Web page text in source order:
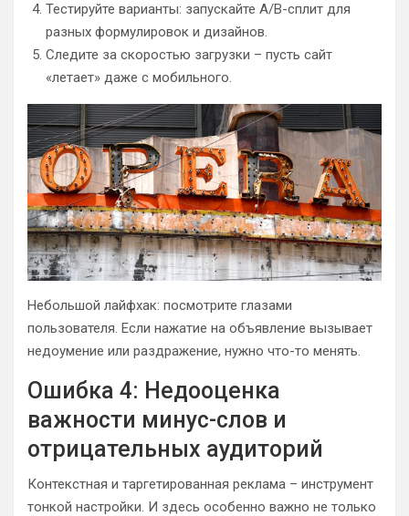
Тестируйте варианты: запускайте A/B-сплит для
разных формулировок и дизайнов.
Следите за скоростью загрузки – пусть сайт
«летает» даже с мобильного.
Небольшой лайфхак: посмотрите глазами
пользователя. Если нажатие на объявление вызывает
недоумение или раздражение, нужно что-то менять.
Ошибка 4: Недооценка
важности минус-слов и
отрицательных аудиторий
Контекстная и таргетированная реклама – инструмент
тонкой настройки. И здесь особенно важно не только